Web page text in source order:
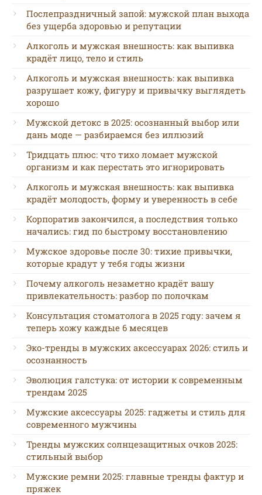
Послепраздничный запой: мужской план выхода
без ущерба здоровью и репутации
Алкоголь и мужская внешность: как выпивка
крадёт лицо, тело и стиль
Алкоголь и мужская внешность: как выпивка
разрушает кожу, фигуру и привычку выглядеть
хорошо
Мужской детокс в 2025: осознанный выбор или
дань моде — разбираемся без иллюзий
Тридцать плюс: что тихо ломает мужской
организм и как перестать это игнорировать
Алкоголь и мужская внешность: как выпивка
крадёт молодость, форму и уверенность в себе
Корпоратив закончился, а последствия только
начались: гид по быстрому восстановлению
Мужское здоровье после 30: тихие привычки,
которые крадут у тебя годы жизни
Почему алкоголь незаметно крадёт вашу
привлекательность: разбор по полочкам
Консультация стоматолога в 2025 году: зачем я
теперь хожу каждые 6 месяцев
Эко-тренды в мужских аксессуарах 2026: стиль и
осознанность
Эволюция галстука: от истории к современным
трендам 2025
Мужские аксессуары 2025: гаджеты и стиль для
современного мужчины
Тренды мужских солнцезащитных очков 2025:
стильный выбор
Мужские ремни 2025: главные тренды фактур и
пряжек